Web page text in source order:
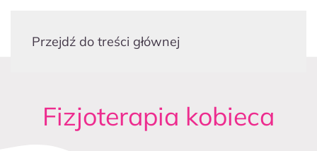
Przejdź do treści głównej
Fizjoterapia kobieca